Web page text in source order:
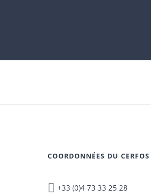
COORDONNÉES DU CERFOS
+33 (0)4 73 33 25 28